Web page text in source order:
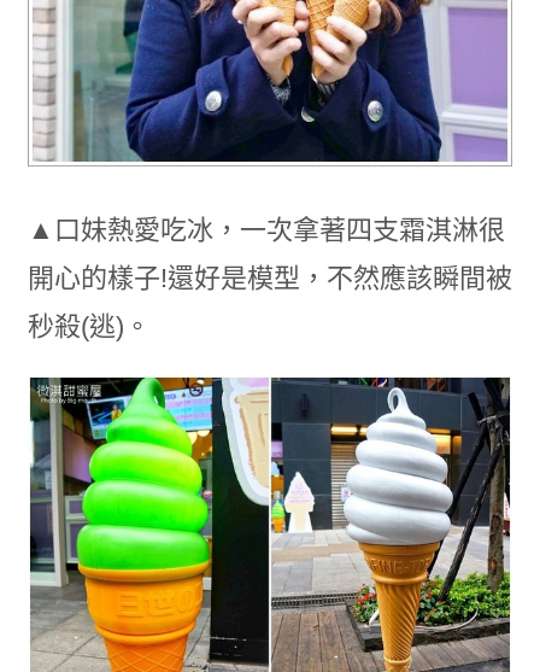
▲口妹熱愛吃冰，一次拿著四支霜淇淋很
開心的樣子!還好是模型，不然應該瞬間被
秒殺(逃)。